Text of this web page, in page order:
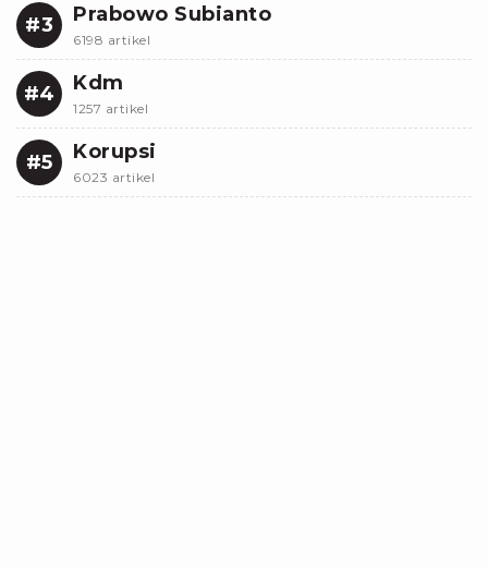
#3 Prabowo Subianto
6198 artikel
#4 Kdm
1257 artikel
#5 Korupsi
6023 artikel